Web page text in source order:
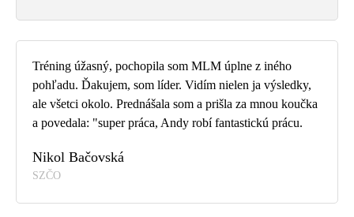
Tréning úžasný, pochopila som MLM úplne z iného
pohľadu. Ďakujem, som líder. Vidím nielen ja výsledky,
ale všetci okolo. Prednášala som a prišla za mnou koučka
a povedala: "super práca, Andy robí fantastickú prácu.
Nikol Bačovská
SZČO